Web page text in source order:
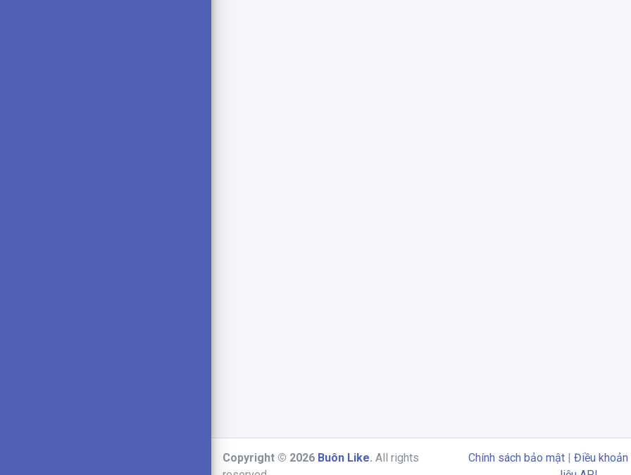
Copyright © 2026 Buôn Like. All rights
Chính sách bảo mật| Điều khoản